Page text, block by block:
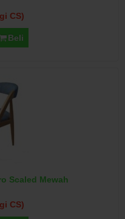
CS)
Beli
Scaled Mewah
CS)